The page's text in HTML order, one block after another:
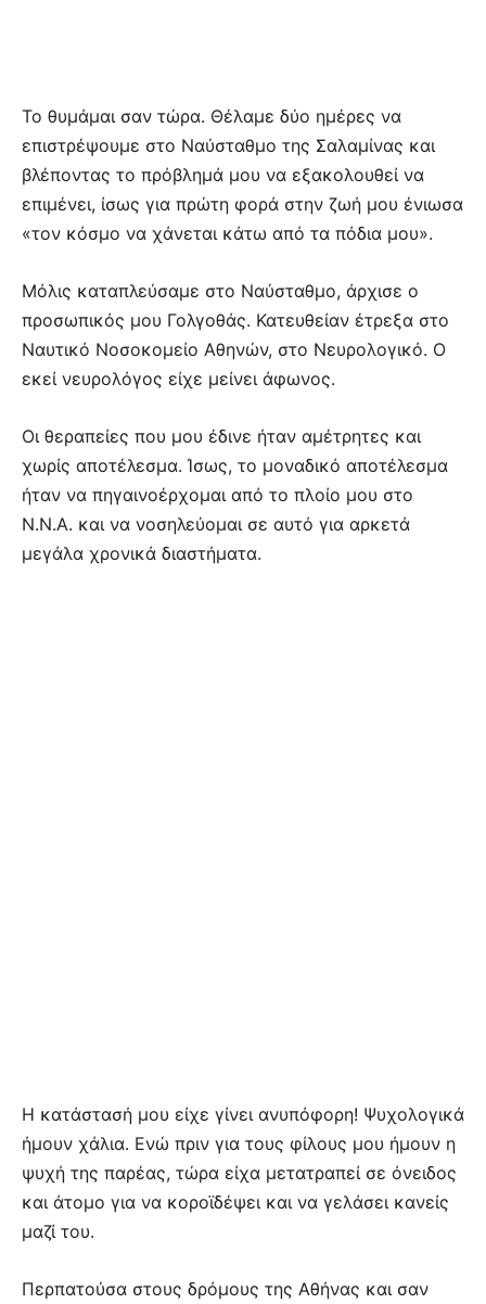
Το θυμάμαι σαν τώρα. Θέλαμε δύο ημέρες να
επιστρέψουμε στο Ναύσταθμο της Σαλαμίνας και
βλέποντας το πρόβλημά μου να εξακολουθεί να
επιμένει, ίσως για πρώτη φορά στην ζωή μου ένιωσα
«τον κόσμο να χάνεται κάτω από τα πόδια μου».
Μόλις καταπλεύσαμε στο Ναύσταθμο, άρχισε ο
προσωπικός μου Γολγοθάς. Κατευθείαν έτρεξα στο
Ναυτικό Νοσοκομείο Αθηνών, στο Νευρολογικό. Ο
εκεί νευρολόγος είχε μείνει άφωνος.
Οι θεραπείες που μου έδινε ήταν αμέτρητες και
χωρίς αποτέλεσμα. Ίσως, το μοναδικό αποτέλεσμα
ήταν να πηγαινοέρχομαι από το πλοίο μου στο
Ν.Ν.Α. και να νοσηλεύομαι σε αυτό για αρκετά
μεγάλα χρονικά διαστήματα.
Η κατάστασή μου είχε γίνει ανυπόφορη! Ψυχολογικά
ήμουν χάλια. Ενώ πριν για τους φίλους μου ήμουν η
ψυχή της παρέας, τώρα είχα μετατραπεί σε όνειδος
και άτομο για να κοροϊδέψει και να γελάσει κανείς
μαζί του.
Περπατούσα στους δρόμους της Αθήνας και σαν